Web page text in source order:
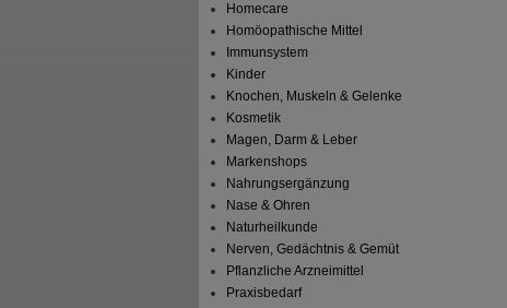
Homecare
Homöopathische Mittel
Immunsystem
Kinder
Knochen, Muskeln & Gelenke
Kosmetik
Magen, Darm & Leber
Markenshops
Nahrungsergänzung
Nase & Ohren
Naturheilkunde
Nerven, Gedächtnis & Gemüt
Pflanzliche Arzneimittel
Praxisbedarf